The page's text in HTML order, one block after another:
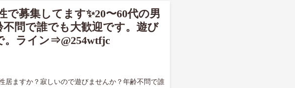
募集してます✨20〜60代の男
問で誰でも大歓迎です。遊び
。ライン⇒@254wtfjc
居ますか？寂しいので遊びませんか？年齢不問で誰